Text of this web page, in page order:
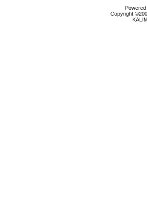
Copyright